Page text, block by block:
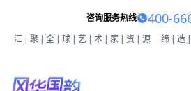
咨询服务热线 400-
汇|聚|全|球|艺|术|家|资|源 缔|